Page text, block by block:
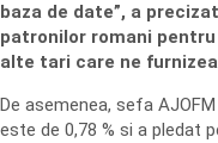
baza de date”, a
patronilor romani
alte tari care ne
De asemenea, sefa
este de 0,78 % si a pledat